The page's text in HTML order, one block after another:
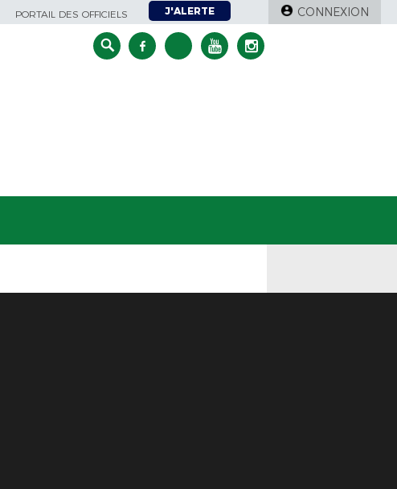
PORTAIL DES OFFICIELS J'ALERTE CONNEXION